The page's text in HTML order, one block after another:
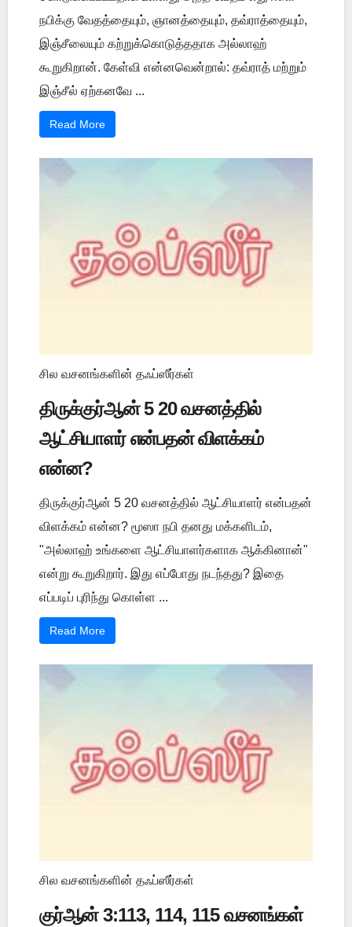
நபிக்கு வேதத்தையும், ஞானத்தையும், தவ்ராத்தையும்,
இஞ்சீலையும் கற்றுக்கொடுத்ததாக அல்லாஹ்
கூறுகிறான். கேள்வி என்னவென்றால்: தவ்ராத் மற்றும்
இஞ்சீல் ஏற்கனவே ...
Read More
சில வசனங்களின் தஃப்ஸீர்கள்
திருக்குர்ஆன் 5 20 வசனத்தில்
ஆட்சியாளர் என்பதன் விளக்கம்
என்ன?
திருக்குர்ஆன் 5 20 வசனத்தில் ஆட்சியாளர் என்பதன்
விளக்கம் என்ன? மூஸா நபி தனது மக்களிடம்,
"அல்லாஹ் உங்களை ஆட்சியாளர்களாக ஆக்கினான்"
என்று கூறுகிறார். இது எப்போது நடந்தது? இதை
எப்படிப் புரிந்து கொள்ள ...
Read More
சில வசனங்களின் தஃப்ஸீர்கள்
குர்ஆன் 3:113, 114, 115 வசனங்கள்